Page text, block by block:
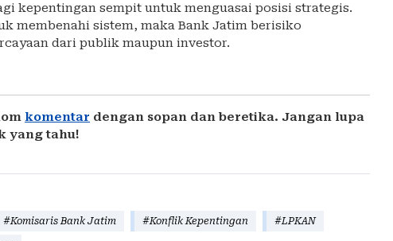
kepentingan sempit untuk menguasai posisi strategis.
membenahi sistem, maka Bank Jatim berisiko
dari publik maupun investor.
komentar dengan sopan dan beretika. Jangan lupa
yang tahu!
#Komisaris Bank Jatim #Konflik Kepentingan #LPKAN